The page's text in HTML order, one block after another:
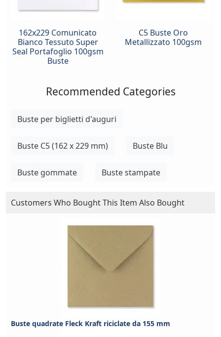
162x229 Comunicato
Bianco Tessuto Super
Seal Portafoglio 100gsm
Buste
C5 Buste Oro
Metallizzato 100gsm
Recommended Categories
Buste per biglietti d'auguri
Buste C5 (162 x 229 mm) Buste Blu
Buste gommate Buste stampate
Customers Who Bought This Item Also Bought
Buste quadrate Fleck Kraft riciclate da 155 mm